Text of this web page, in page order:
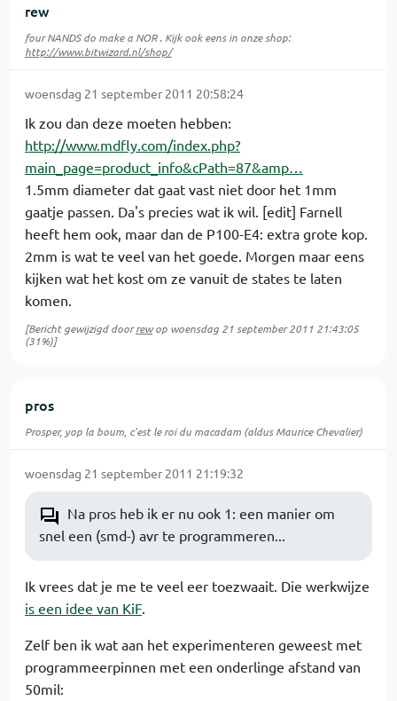
rew
four NANDS do make a NOR . Kijk ook eens in onze shop:
http://www.bitwizard.nl/shop/
woensdag 21 september 2011 20:58:24
Ik zou dan deze moeten hebben:
http://www.mdfly.com/index.php?
main_page=product_info&cPath=87&amp…
1.5mm diameter dat gaat vast niet door het 1mm
gaatje passen. Da's precies wat ik wil. [edit] Farnell
heeft hem ook, maar dan de P100-E4: extra grote kop.
2mm is wat te veel van het goede. Morgen maar eens
kijken wat het kost om ze vanuit de states te laten
komen.
[Bericht gewijzigd doorrewop woensdag 21 september 2011 21:43:05
(31%)]
pros
Prosper, yop la boum, c'est le roi du macadam (aldus Maurice Chevalier)
woensdag 21 september 2011 21:19:32
Na pros heb ik er nu ook 1: een manier om
snel een (smd-) avr te programmeren...
Ik vrees dat je me te veel eer toezwaait. Die werkwijze
is een idee van KiF.
Zelf ben ik wat aan het experimenteren geweest met
programmeerpinnen met een onderlinge afstand van
50mil: